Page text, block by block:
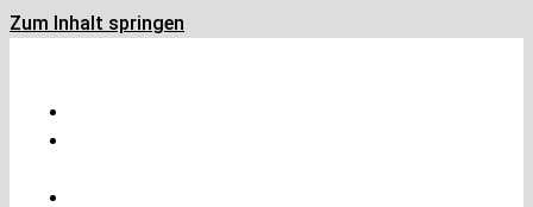
Zum Inhalt springen